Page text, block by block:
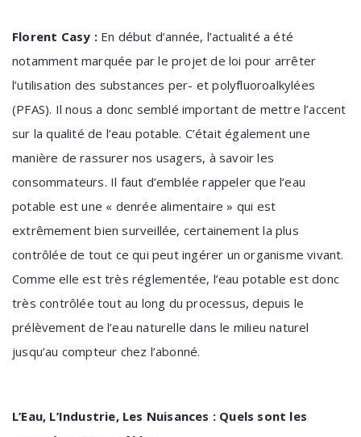
Florent Casy :En début d’année, l’actualité a été
notamment marquée par le projet de loi pour arrêter
l’utilisation des substances per- et polyfluoroalkylées
(PFAS). Il nous a donc semblé important de mettre l’accent
sur la qualité de l’eau potable. C’était également une
manière de rassurer nos usagers, à savoir les
consommateurs. Il faut d’emblée rappeler que l’eau
potable est une « denrée alimentaire » qui est
extrêmement bien surveillée, certainement la plus
contrôlée de tout ce qui peut ingérer un organisme vivant.
Comme elle est très réglementée, l’eau potable est donc
très contrôlée tout au long du processus, depuis le
prélèvement de l’eau naturelle dans le milieu naturel
jusqu’au compteur chez l’abonné.
L’Eau, L’Industrie, Les Nuisances : Quels sont les